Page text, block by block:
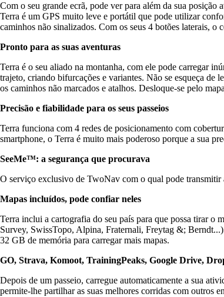
Com o seu grande ecrã, pode ver para além da sua posição
Terra é um GPS muito leve e portátil que pode utilizar
caminhos não sinalizados. Com os seus 4 botões laterais,
Pronto para as suas aventuras
Terra é o seu aliado na montanha, com ele pode carregar
trajeto, criando bifurcações e variantes. Não se esqueça de
os caminhos não marcados e atalhos. Desloque-se pelo
Precisão e fiabilidade para os seus passeios
Terra funciona com 4 redes de posicionamento com
smartphone, o Terra é muito mais poderoso porque a sua
SeeMe™: a segurança que procurava
O serviço exclusivo de TwoNav com o qual pode transmitir
Mapas incluídos, pode confiar neles
Terra inclui a cartografia do seu país para que possa tirar
Survey, SwissTopo, Alpina, Fraternali, Freytag &;
32 GB de memória para carregar mais mapas.
GO, Strava, Komoot, TrainingPeaks, Google Drive,
Depois de um passeio, carregue automaticamente a sua
permite-lhe partilhar as suas melhores corridas com outros